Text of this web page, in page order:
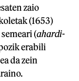
zaio
(1653)
(ahardi-
erabili
da zein